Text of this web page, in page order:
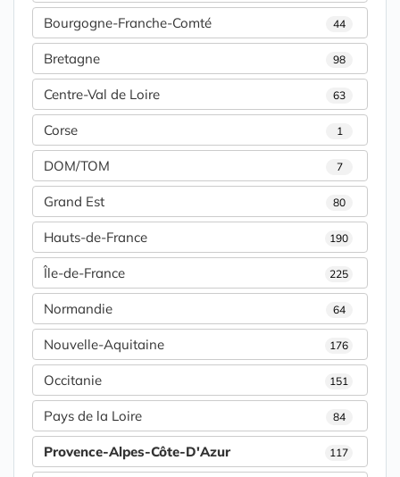
Bourgogne-Franche-Comté 44
Bretagne 98
Centre-Val de Loire 63
Corse 1
DOM/TOM 7
Grand Est 80
Hauts-de-France 190
Île-de-France 225
Normandie 64
Nouvelle-Aquitaine 176
Occitanie 151
Pays de la Loire 84
Provence-Alpes-Côte-D'Azur 117